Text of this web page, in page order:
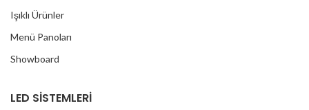
Işıklı Ürünler
Menü Panoları
Showboard
LED SİSTEMLERİ